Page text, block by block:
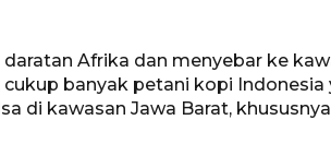
Afrika dan menyebar ke
cukup banyak petani kopi Indonesia
di kawasan Jawa Barat,